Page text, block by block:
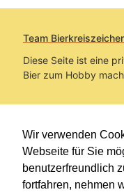
Wir verwenden
Webseite für Sie
benutzerfreundlich
fortfahren, nehmen
Team
Diese Seite ist eine
Bier zum Hobby
Sie befinden sich
im Pfad:Übers Bier/
Erstellt: 2022-02-17